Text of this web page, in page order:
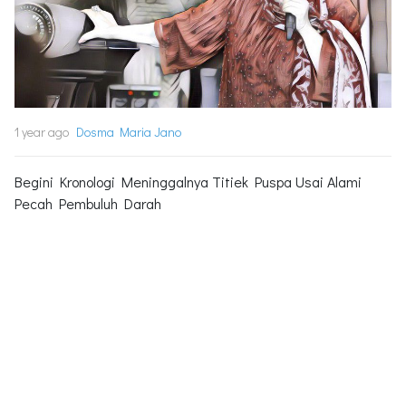
1 year ago Dosma Maria Jano
Begini Kronologi Meninggalnya Titiek Puspa Usai Alami
Pecah Pembuluh Darah